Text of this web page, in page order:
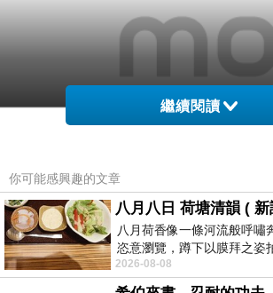
繼續閱讀
你可能感興趣的文章
八月八日 荷塘清韻 ( 新
八月荷香像一條河流般呼嘯
恣意瀏覽，蹲下以膜拜之姿
時我把美麗的遐想掛在亭亭
2026-08-08